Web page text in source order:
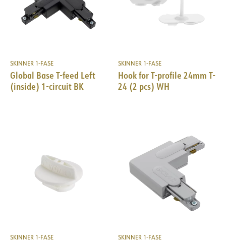
SKINNER 1-FASE
Global Base T-feed Left
(inside) 1-circuit BK
SKINNER 1-FASE
Hook for T-profile 24mm T-
24 (2 pcs) WH
SKINNER 1-FASE SKINNER 1-FASE